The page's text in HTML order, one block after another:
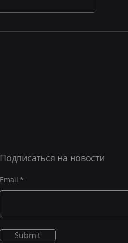
Подписаться на новости
Email
Submit